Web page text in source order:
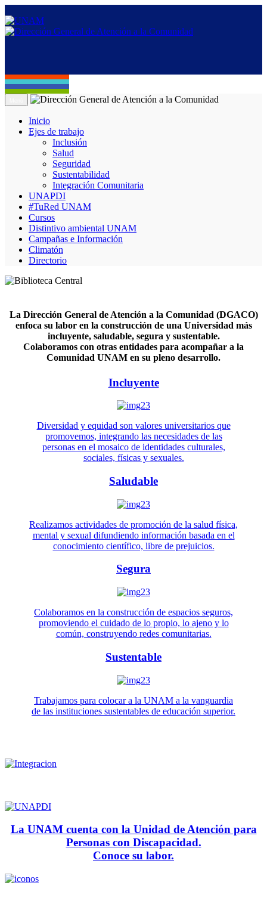
Inicio
Ejes de trabajo
Inclusión
Salud
Seguridad
Sustentabilidad
Integración Comunitaria
UNAPDI
#TuRed UNAM
Cursos
Distintivo ambiental UNAM
Campañas e Información
Climatón
Directorio
La Dirección General de Atención a la Comunidad (DGACO)
enfoca su labor en la construcción de una Universidad más
incluyente, saludable, segura y sustentable.
Colaboramos con otras entidades para acompañar a la
Comunidad UNAM en su pleno desarrollo.
Incluyente
Diversidad y equidad son valores universitarios que
promovemos, integrando las necesidades de las
personas en el mosaico de identidades culturales,
sociales, físicas y sexuales.
Saludable
Realizamos actividades de promoción de la salud física,
mental y sexual difundiendo información basada en el
conocimiento científico, libre de prejuicios.
Segura
Colaboramos en la construcción de espacios seguros,
promoviendo el cuidado de lo propio, lo ajeno y lo
común, construyendo redes comunitarias.
Sustentable
Trabajamos para colocar a la UNAM a la vanguardia
de las instituciones sustentables de educación superior.
La UNAM cuenta con la Unidad de Atención para
Personas con Discapacidad.
Conoce su labor.